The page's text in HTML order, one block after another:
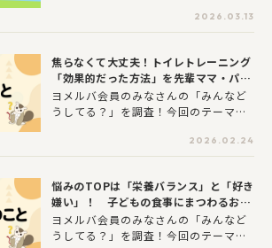
み聞かせ」について、ヨメルバ会員81
歳から始めたか、読み聞かせをして良
かったと感じたことは何か、調査結果
と皆さんのコメントをご紹介します。
お仕事やボランティアで読み聞かせを
される方もぜひご覧ください！
イントと一緒にご紹介します！入園前
に覚えたいことが学べる絵本や、わく
りだくさん！ぜひ「お気に入りの1冊」
を見つけてくださいね♪
2026.03.13
焦らなくて大丈夫！トイレトレーニング
「効果的だった方法」を先輩ママ・パパ
に調査
ヨメルバ会員のみなさんの「みんなど
うしてる？」を調査！今回のテーマ
育て中の大きな壁のひとつ、「トイレ
トレーニング（トイトレ）」。 「そろ
はどうやって進めているの？」と不安
に思う保護者の方も多いのではないで
しょうか。今回はそんな「トイトレ」
について、お子さんがいるヨメルバ会
2026.02.24
悩みのTOPは「栄養バランス」と「好き
嫌い」！ 子どもの食事にまつわるお悩
みを調査
ヨメルバ会員のみなさんの「みんなど
うしてる？」を調査！今回のテーマ